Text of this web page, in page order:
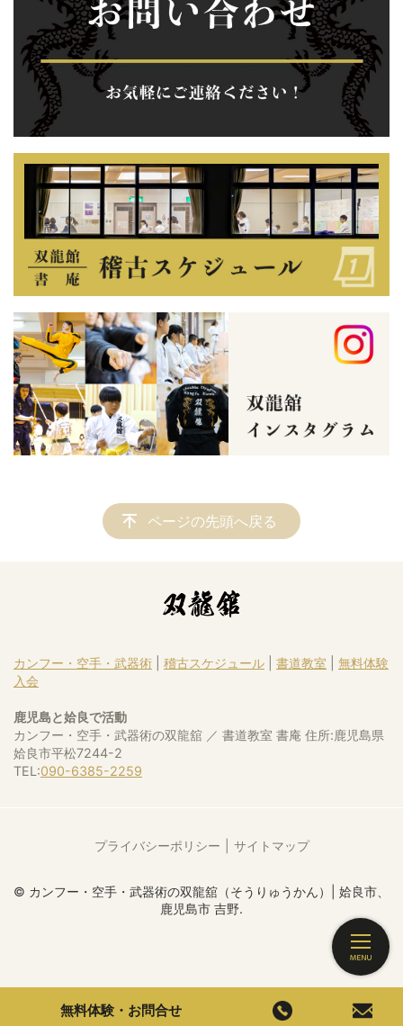
無料体験・お問合せ
ページの先頭へ戻る
カンフー・空手・武器術 稽古スケジュール 書道教室
無料体験
入会
鹿児島と姶良で活動
カンフー・空手・武器術の双龍舘 ／ 書道教室 書庵 住所:鹿児島県
姶良市平松7244-2
TEL:090-6385-2259
プライバシーポリシー サイトマップ
© カンフー・空手・武器術の双龍舘（そうりゅうかん）| 姶良市、
鹿児島市 吉野.